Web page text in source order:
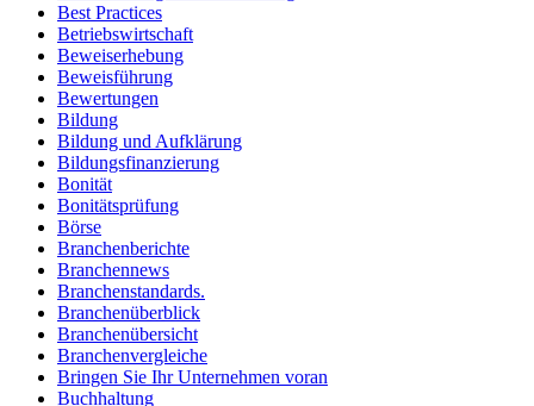
Best Practices
Betriebswirtschaft
Beweiserhebung
Beweisführung
Bewertungen
Bildung
Bildung und Aufklärung
Bildungsfinanzierung
Bonität
Bonitätsprüfung
Börse
Branchenberichte
Branchennews
Branchenstandards.
Branchenüberblick
Branchenübersicht
Branchenvergleiche
Bringen Sie Ihr Unternehmen voran
Buchhaltung